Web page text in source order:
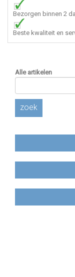
Bezorgen binnen 2
Beste kwaliteit en
Alle artikelen
zoek